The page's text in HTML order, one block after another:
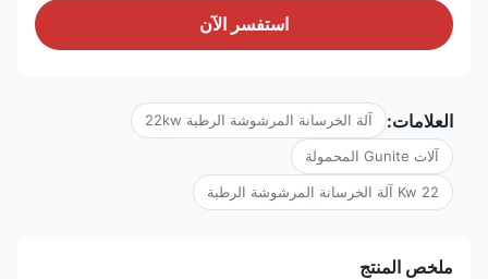
استفسر الآن
العلامات: آلة الخرسانة المرشوشة الرطبة 22kw
آلات Gunite المحمولة
ملخص المنتج